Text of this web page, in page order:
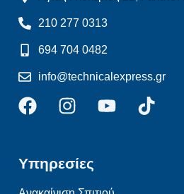
210 277 0313
694 704 0482
info@technicalexpress.gr
Υπηρεσίες